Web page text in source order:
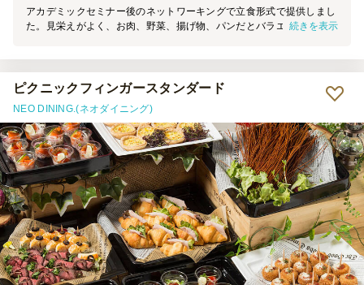
アカデミックセミナー後のネットワーキングで立食形式で提供しまし
た。見栄えがよく、お肉、野菜、揚げ物、パンだとバラエティーも豊
としては大変助かりました。
続きを表示
ピクニックフィンガースタンダード
NEO DINING.(ネオダイニング)